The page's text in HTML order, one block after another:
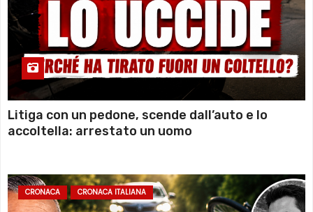
Litiga con un pedone, scende dall’auto e lo
accoltella: arrestato un uomo
CRONACA CRONACA ITALIANA